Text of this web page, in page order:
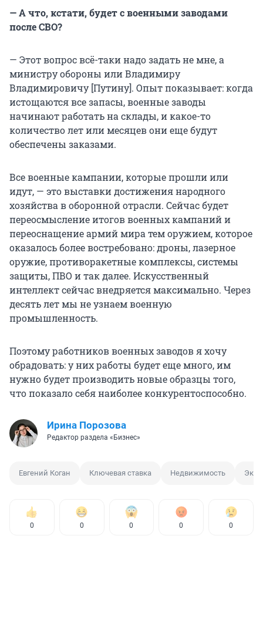
— А что, кстати, будет с военными заводами
после СВО?
— Этот вопрос всё-таки надо задать не мне, а
министру обороны или Владимиру
Владимировичу [Путину]. Опыт показывает: когда
истощаются все запасы, военные заводы
начинают работать на склады, и какое-то
количество лет или месяцев они еще будут
обеспечены заказами.
Все военные кампании, которые прошли или
идут, — это выставки достижения народного
хозяйства в оборонной отрасли. Сейчас будет
переосмысление итогов военных кампаний и
переоснащение армий мира тем оружием, которое
оказалось более востребовано: дроны, лазерное
оружие, противоракетные комплексы, системы
защиты, ПВО и так далее. Искусственный
интеллект сейчас внедряется максимально. Через
десять лет мы не узнаем военную
промышленность.
Поэтому работников военных заводов я хочу
обрадовать: у них работы будет еще много, им
нужно будет производить новые образцы того,
что показало себя наиболее конкурентоспособно.
Ирина Порозова
Редактор раздела «Бизнес»
Евгений Коган Ключевая ставка Недвижимость
0 0 0 0 0